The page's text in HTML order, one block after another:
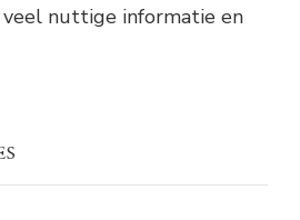
nuttige informatie en